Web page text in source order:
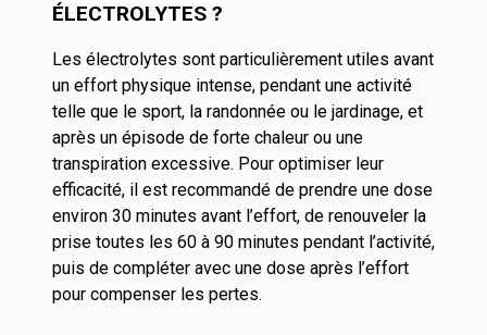
ÉLECTROLYTES ?
Les électrolytes sont particulièrement utiles avant
un effort physique intense, pendant une activité
telle que le sport, la randonnée ou le jardinage, et
après un épisode de forte chaleur ou une
transpiration excessive. Pour optimiser leur
efficacité, il est recommandé de prendre une dose
environ 30 minutes avant l’effort, de renouveler la
prise toutes les 60 à 90 minutes pendant l’activité,
puis de compléter avec une dose après l’effort
pour compenser les pertes.